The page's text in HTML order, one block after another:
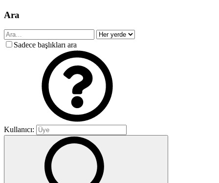
Ara
Sadece başlıkları ara
Kullanıcı: